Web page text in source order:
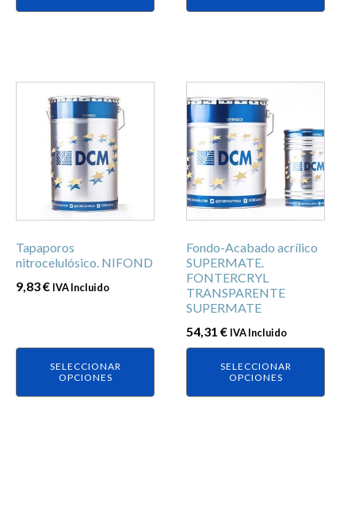
de
de
Tapaporos
nitrocelulósico. NIFOND
9,83€ IVA Incluido
SELECCIONAR
OPCIONES
producto
múltiples
variantes.
opciones
pueden
elegir
en
de
producto
Fondo-Acabado acrílico
SUPERMATE.
FONTERCRYL
TRANSPARENTE
SUPERMATE
54,31€ IVA Incluido
SELECCIONAR
OPCIONES
producto
tiene
múltiples
variantes.
Las
opciones
pueden
elegir
en
la
página
de
producto